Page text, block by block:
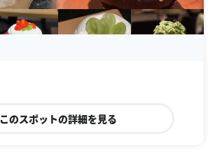
このスポットの詳細を見る